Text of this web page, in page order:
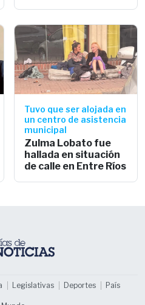
Tuvo que ser alojada en
un centro de asistencia
municipal
Zulma Lobato fue
hallada en situación
de calle en Entre Ríos
Legislativas Deportes País